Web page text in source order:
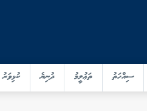
ސިއްހަތު ތަޢުލީމު ދުނިޔެ ކުޅިވަރު